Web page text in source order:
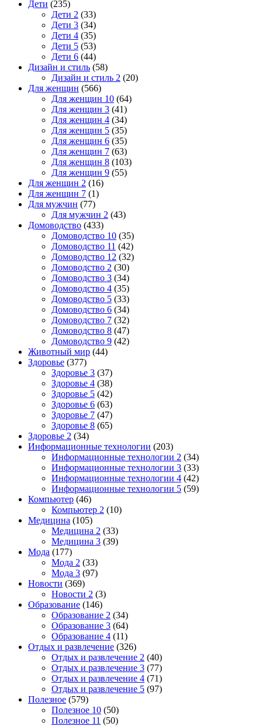
Дети (235)
Дети 2 (33)
Дети 3 (34)
Дети 4 (35)
Дети 5 (53)
Дети 6 (44)
Дизайн и стиль (58)
Дизайн и стиль 2 (20)
Для женщин (566)
Для женщин 10 (64)
Для женщин 3 (41)
Для женщин 4 (34)
Для женщин 5 (35)
Для женщин 6 (35)
Для женщин 7 (63)
Для женщин 8 (103)
Для женщин 9 (55)
Для женщин 2 (16)
Для женщин 7 (1)
Для мужчин (77)
Для мужчин 2 (43)
Домоводство (433)
Домоводство 10 (35)
Домоводство 11 (42)
Домоводство 12 (32)
Домоводство 2 (30)
Домоводство 3 (34)
Домоводство 4 (35)
Домоводство 5 (33)
Домоводство 6 (34)
Домоводство 7 (32)
Домоводство 8 (47)
Домоводство 9 (42)
Животный мир (44)
Здоровье (377)
Здоровье 3 (37)
Здоровье 4 (38)
Здоровье 5 (42)
Здоровье 6 (63)
Здоровье 7 (47)
Здоровье 8 (65)
Здоровье 2 (34)
Информационные технологии (203)
Информационные технологии 2 (34)
Информационные технологии 3 (33)
Информационные технологии 4 (42)
Информационные технологии 5 (59)
Компьютер (46)
Компьютер 2 (10)
Медицина (105)
Медицина 2 (33)
Медицина 3 (39)
Мода (177)
Мода 2 (33)
Мода 3 (97)
Новости (369)
Новости 2 (3)
Образование (146)
Образование 2 (34)
Образование 3 (64)
Образование 4 (11)
Отдых и развлечение (326)
Отдых и развлечение 2 (40)
Отдых и развлечение 3 (77)
Отдых и развлечение 4 (71)
Отдых и развлечение 5 (97)
Полезное (579)
Полезное 10 (50)
Полезное 11 (50)